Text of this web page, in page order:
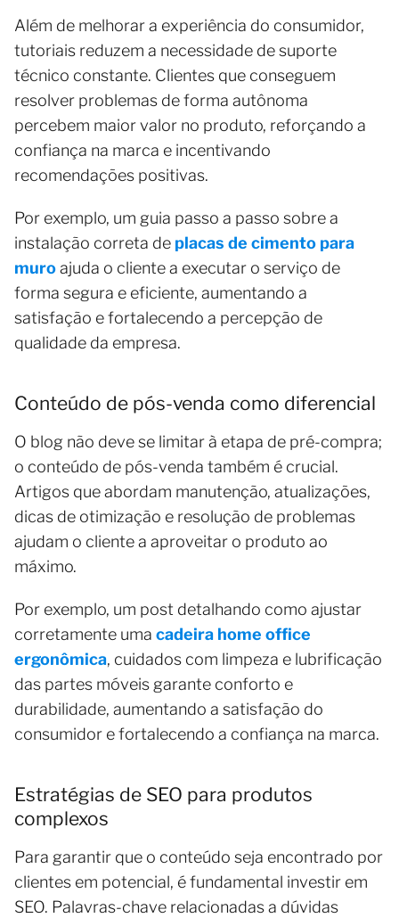
Além de melhorar a experiência do consumidor,
tutoriais reduzem a necessidade de suporte
técnico constante. Clientes que conseguem
resolver problemas de forma autônoma
percebem maior valor no produto, reforçando a
confiança na marca e incentivando
recomendações positivas.
Por exemplo, um guia passo a passo sobre a
instalação correta de placas de cimento para
muroajuda o cliente a executar o serviço de
forma segura e eficiente, aumentando a
satisfação e fortalecendo a percepção de
qualidade da empresa.
Conteúdo de pós-venda como diferencial
O blog não deve se limitar à etapa de pré-compra;
o conteúdo de pós-venda também é crucial.
Artigos que abordam manutenção, atualizações,
dicas de otimização e resolução de problemas
ajudam o cliente a aproveitar o produto ao
máximo.
Por exemplo, um post detalhando como ajustar
corretamente uma cadeira home office
ergonômica, cuidados com limpeza e lubrificação
das partes móveis garante conforto e
durabilidade, aumentando a satisfação do
consumidor e fortalecendo a confiança na marca.
Estratégias de SEO para produtos
complexos
Para garantir que o conteúdo seja encontrado por
clientes em potencial, é fundamental investir em
SEO. Palavras-chave relacionadas a dúvidas